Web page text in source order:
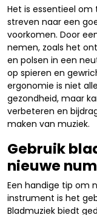
Het is essentieel
streven naar een
voorkomen. Door
nemen, zoals het
en polsen in een
op spieren en
ergonomie is niet
gezondheid, maar
verbeteren en
maken van muziek.
Gebruik
nieuwe
Een handige tip om
instrument is het
Bladmuziek biedt